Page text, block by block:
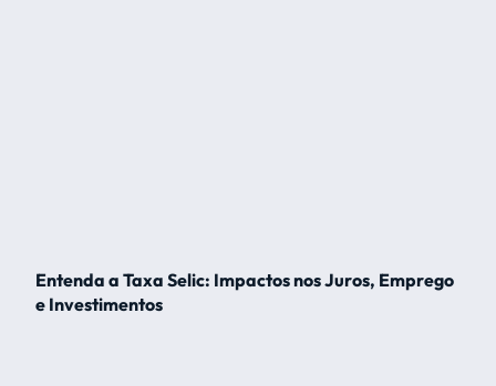
Entenda a Taxa Selic: Impactos nos Juros, Emprego
e Investimentos